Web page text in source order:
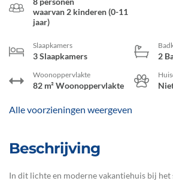
waarvan 2 kinderen (0-11
jaar)
Slaapkamers
3 Slaapkamers 2
Woonoppervlakte
82 m² Woonoppervlakte
Alle voorzieningen weergeven
Beschrijving
In dit lichte en moderne vakantiehuis bij